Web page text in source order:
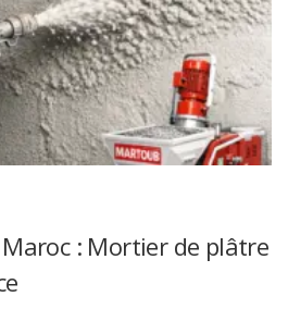
: Mortier de plâtre